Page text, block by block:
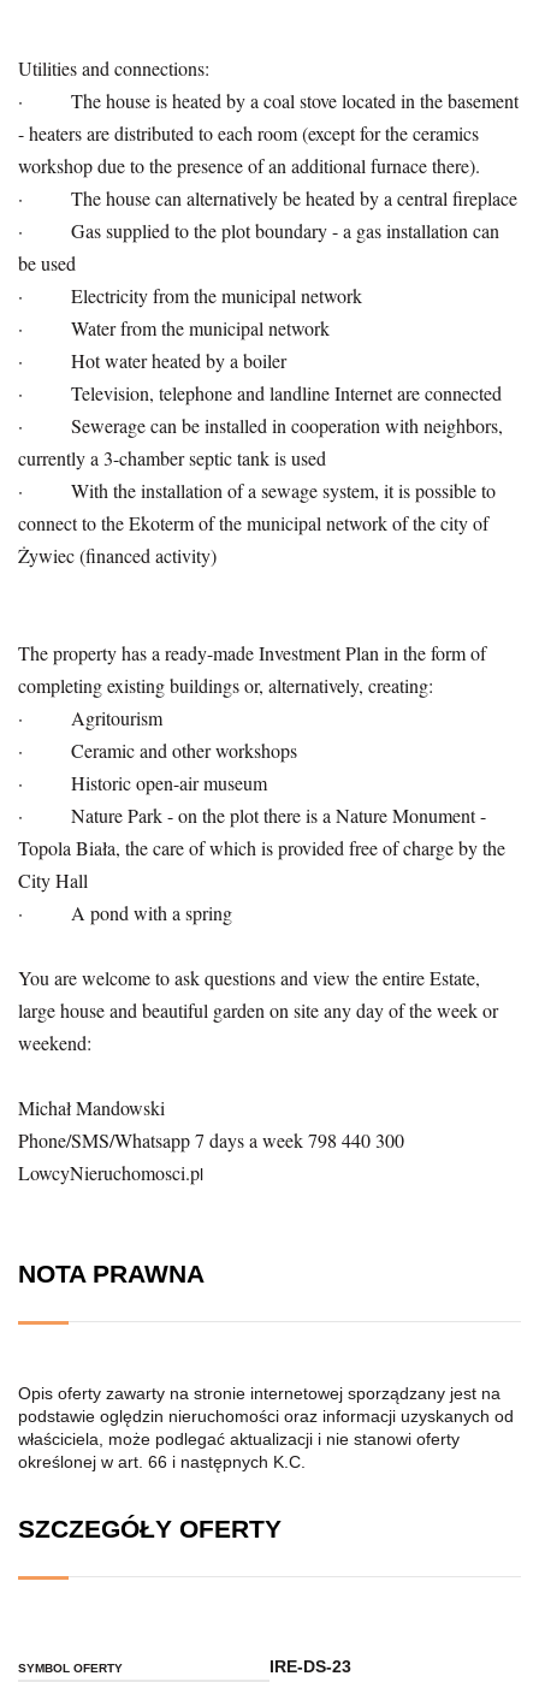
Utilities and connections:
· The house is heated by a coal stove located in the basement
- heaters are distributed to each room (except for the ceramics
workshop due to the presence of an additional furnace there).
· The house can alternatively be heated by a central fireplace
· Gas supplied to the plot boundary - a gas installation can
be used
· Electricity from the municipal network
· Water from the municipal network
· Hot water heated by a boiler
· Television, telephone and landline Internet are connected
· Sewerage can be installed in cooperation with neighbors,
currently a 3-chamber septic tank is used
· With the installation of a sewage system, it is possible to
connect to the Ekoterm of the municipal network of the city of
Żywiec (financed activity)
The property has a ready-made Investment Plan in the form of
completing existing buildings or, alternatively, creating:
· Agritourism
· Ceramic and other workshops
· Historic open-air museum
· Nature Park - on the plot there is a Nature Monument -
Topola Biała, the care of which is provided free of charge by the
City Hall
· A pond with a spring
You are welcome to ask questions and view the entire Estate,
large house and beautiful garden on site any day of the week or
weekend:
Michał Mandowski
Phone/SMS/Whatsapp 7 days a week 798 440 300
LowcyNieruchomosci.pl
NOTA PRAWNA
Opis oferty zawarty na stronie internetowej sporządzany jest na
podstawie oględzin nieruchomości oraz informacji uzyskanych od
właściciela, może podlegać aktualizacji i nie stanowi oferty
określonej w art. 66 i następnych K.C.
SZCZEGÓŁY OFERTY
SYMBOL OFERTY IRE-DS-23